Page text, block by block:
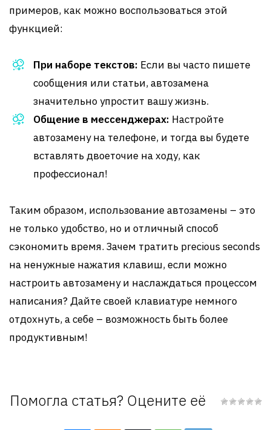
примеров, как можно воспользоваться этой
функцией:
При наборе текстов: Если вы часто пишете
сообщения или статьи, автозамена
значительно упростит вашу жизнь.
Общение в мессенджерах: Настройте
автозамену на телефоне, и тогда вы будете
вставлять двоеточие на ходу, как
профессионал!
Таким образом, использование автозамены – это
не только удобство, но и отличный способ
сэкономить время. Зачем тратить precious seconds
на ненужные нажатия клавиш, если можно
настроить автозамену и наслаждаться процессом
написания? Дайте своей клавиатуре немного
отдохнуть, а себе – возможность быть более
продуктивным!
Помогла статья? Оцените её